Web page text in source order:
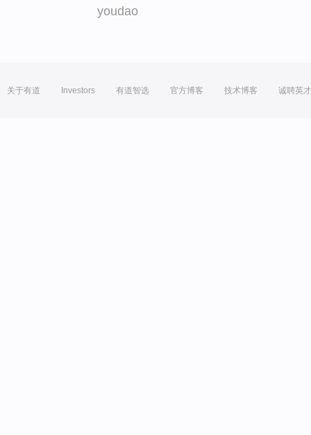
youdao
关于有道 Investors 有道智选 官方博客 技术博客 诚聘英才